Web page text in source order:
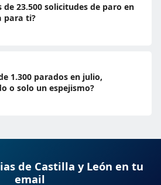
de 23.500 solicitudes de paro en
para ti?
1.300 parados en julio,
o solo un espejismo?
de Castilla y León en tu
email